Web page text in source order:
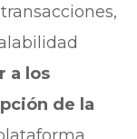
a los
de la